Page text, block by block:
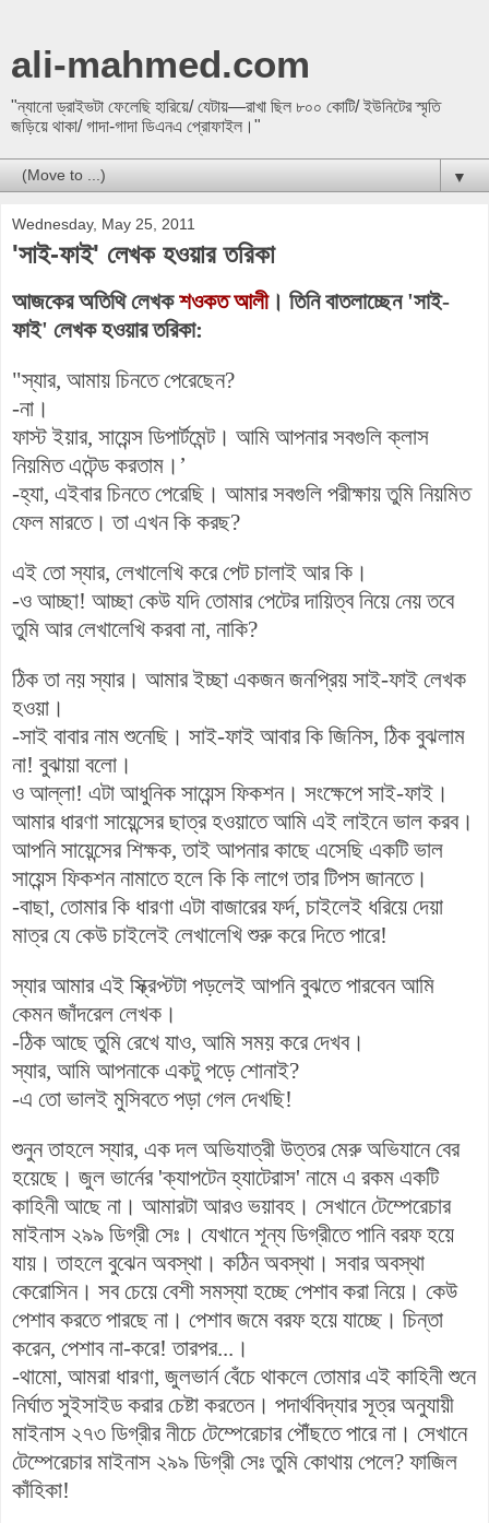
ali-mahmed.com
"ন্যানো ড্রাইভটা ফেলেছি হারিয়ে/ যেটায়—রাখা ছিল ৮০০ কোটি/ ইউনিটের স্মৃতি
জড়িয়ে থাকা/ গাদা-গাদা ডিএনএ প্রোফাইল।"
▼
Wednesday, May 25, 2011
'সাই-ফাই' লেখক হওয়ার তরিকা
আজকের অতিথি লেখকশওকত আলী। তিনি বাতলাচ্ছেন 'সাই-
ফাই' লেখক হওয়ার তরিকা:
"স্যার, আমায় চিনতে পেরেছেন?
-না।
ফাস্ট ইয়ার, সায়েন্স ডিপার্টমেন্ট। আমি আপনার সবগুলি ক্লাস
নিয়মিত এটেন্ড করতাম।’
-হ্যা, এইবার চিনতে পেরেছি। আমার সবগুলি পরীক্ষায় তুমি নিয়মিত
ফেল মারতে। তা এখন কি করছ?
এই তো স্যার, লেখালেখি করে পেট চালাই আর কি।‌
-ও আচ্ছা! আচ্ছা কেউ যদি তোমার পেটের দায়িত্ব নিয়ে নেয় তবে
তুমি আর লেখালেখি করবা না, নাকি?
ঠিক তা নয় স্যার। আমার ইচ্ছা একজন জনপ্রিয় সাই-ফাই লেখক
হওয়া।
-সাই বাবার নাম শুনেছি। সাই-ফাই আবার কি জিনিস, ঠিক বুঝলাম
না! বুঝায়া বলো।
ও আল্লা! এটা আধুনিক সায়েন্স ফিকশন। সংক্ষেপে সাই-ফাই।
আমার ধারণা সায়েন্সের ছাত্র হওয়াতে আমি এই লাইনে ভাল করব।
আপনি সায়েন্সের শিক্ষক, তাই আপনার কাছে এসেছি একটি ভাল
সায়েন্স ফিকশন নামাতে হলে কি কি লাগে তার টিপস জানতে।
-বাছা, তোমার কি ধারণা এটা বাজারের ফর্দ, চাইলেই ধরিয়ে দেয়া
মাত্র যে কেউ চাইলেই লেখালেখি শুরু করে দিতে পারে!
স্যার আমার এই স্ক্রিপ্টটা পড়লেই আপনি বুঝতে পারবেন আমি
কেমন জাঁদরেল লেখক।
-ঠিক আছে তুমি রেখে যাও, আমি সময় করে দেখব।
স্যার, আমি আপনাকে একটু পড়ে শোনাই?
-এ তো ভালই মুসিবতে পড়া গেল দেখছি!
শুনুন তাহলে স্যার, এক দল অভিযাত্রী উত্তর মেরু অভিযানে বের
হয়েছে। জুল ভার্নের 'ক্যাপটেন হ্যাটেরাস' নামে এ রকম একটি
কাহিনী আছে না। আমারটা আরও ভয়াবহ। সেখানে টেম্পেরেচার
মাইনাস ২৯৯ ডিগ্রী সেঃ। যেখানে শূন্য ডিগ্রীতে পানি বরফ হয়ে
যায়। তাহলে বুঝেন অবস্থা। কঠিন অবস্থা। সবার অবস্থা
কেরোসিন। সব চেয়ে বেশী সমস্যা হচ্ছে পেশাব করা নিয়ে। কেউ
পেশাব করতে পারছে না। পেশাব জমে বরফ হয়ে যাচ্ছে। চিন্তা
করেন, পেশাব না-করে! তারপর...।
-থামো, আমরা ধারণা, জুলভার্ন বেঁচে থাকলে তোমার এই কাহিনী শুনে
নির্ঘাত সুইসাইড করার চেষ্টা করতেন। পদার্থবিদ্যার সূত্র অনুযায়ী
মাইনাস ২৭৩ ডিগ্রীর নীচে টেম্পেরেচার পৌঁছতে পারে না। সেখানে
টেম্পেরেচার মাইনাস ২৯৯ ডিগ্রী সেঃ তুমি কোথায় পেলে? ফাজিল
কাঁহিকা!